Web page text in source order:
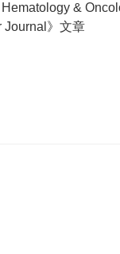
&
Journal》文章